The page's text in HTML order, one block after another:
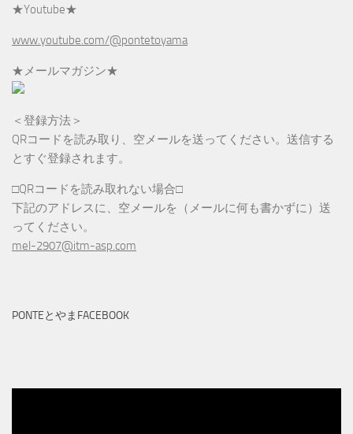
★Youtube★
www.youtube.com/@pontetoyama
★メールマガジン★
＜登録方法＞
QRコードを読み取り、空メールを送ってください。送信する
とすぐ登録されます。
□QRコードを読み取れない場合□
下記のアドレスに、空メールを（メールに何も書かずに）送
ってください。
mel-2907@itm-asp.com
PONTEとやまFACEBOOK